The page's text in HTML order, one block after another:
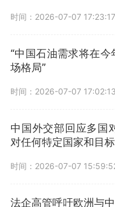
时间：2026-07-07 17:23:17
“中国石油需求将在
场格局”
时间：2026-07-07 17:02:13
中国外交部回应多国
对任何特定国家和目标
时间：2026-07-07
法企高管呼吁欧洲与